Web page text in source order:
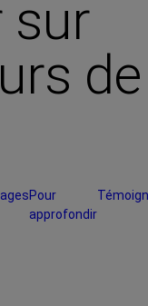
sur
de
Pour
approfondir